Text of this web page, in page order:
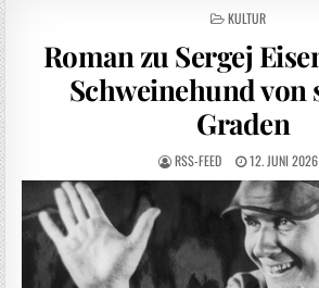
POSTED
KULTUR
Roman zu Sergej
Schweinehund von
Graden
RSS-FEED 12. JUNI 2026